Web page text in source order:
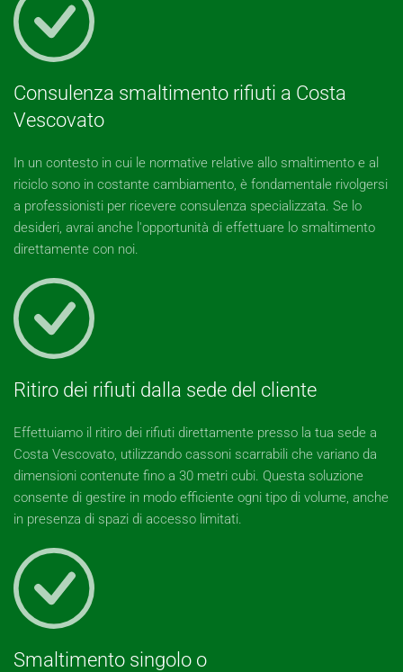
Consulenza smaltimento rifiuti a Costa
Vescovato
In un contesto in cui le normative relative allo smaltimento e al
riciclo sono in costante cambiamento, è fondamentale rivolgersi
a professionisti per ricevere consulenza specializzata. Se lo
desideri, avrai anche l'opportunità di effettuare lo smaltimento
direttamente con noi.
Ritiro dei rifiuti dalla sede del cliente
Effettuiamo il ritiro dei rifiuti direttamente presso la tua sede a
Costa Vescovato, utilizzando cassoni scarrabili che variano da
dimensioni contenute fino a 30 metri cubi. Questa soluzione
consente di gestire in modo efficiente ogni tipo di volume, anche
in presenza di spazi di accesso limitati.
Smaltimento singolo o